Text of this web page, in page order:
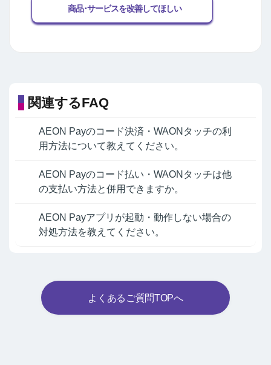
商品･サービスを改善してほしい
関連するFAQ
AEON Payのコード決済・WAONタッチの利
用方法について教えてください。
AEON Payのコード払い・WAONタッチは他
の支払い方法と併用できますか。
AEON Payアプリが起動・動作しない場合の
対処方法を教えてください。
よくあるご質問TOPへ